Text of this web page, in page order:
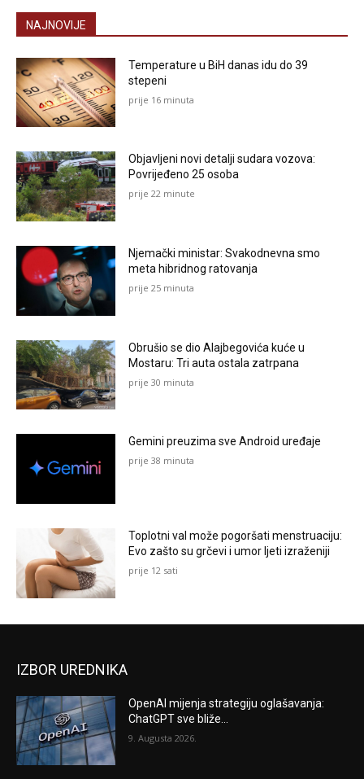
NAJNOVIJE
Temperature u BiH danas idu do 39
stepeni
prije 16 minuta
Objavljeni novi detalji sudara vozova:
Povrijeđeno 25 osoba
prije 22 minute
Njemački ministar: Svakodnevna smo
meta hibridnog ratovanja
prije 25 minuta
Obrušio se dio Alajbegovića kuće u
Mostaru: Tri auta ostala zatrpana
prije 30 minuta
Gemini preuzima sve Android uređaje
prije 38 minuta
Toplotni val može pogoršati menstruaciju:
Evo zašto su grčevi i umor ljeti izraženiji
prije 12 sati
IZBOR UREDNIKA
OpenAI mijenja strategiju oglašavanja:
ChatGPT sve bliže...
9. Augusta 2026.